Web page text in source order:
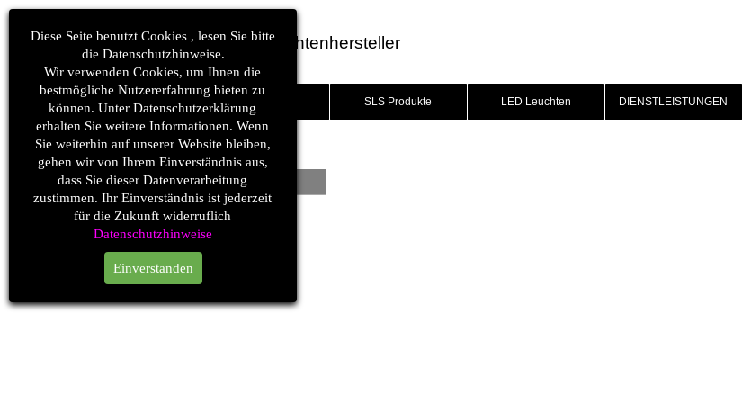
SLS Produkte LED Leuchten DIENSTLEISTUNGEN
LED Leuchtenhersteller
Designer
SORTIMENT > Designleuchten
Designer
Diese Seite benutzt Cookies , lesen Sie bitte
die Datenschutzhinweise.
Wir verwenden Cookies, um Ihnen die
bestmögliche Nutzererfahrung bieten zu
können. Unter Datenschutzerklärung
erhalten Sie weitere Informationen. Wenn
Sie weiterhin auf unserer Website bleiben,
gehen wir von Ihrem Einverständnis aus,
dass Sie dieser Datenverarbeitung
zustimmen. Ihr Einverständnis ist jederzeit
für die Zukunft widerruflich
Datenschutzhinweise
Einverstanden